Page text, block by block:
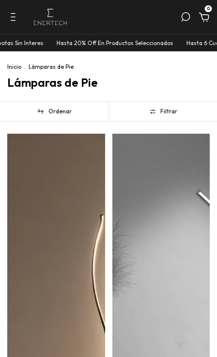
0
Hasta 20% Off En Productos Seleccionados Hasta 6 Cuotas Sin
Inicio . Lámparas de Pie
Lámparas de Pie
Ordenar Filtrar